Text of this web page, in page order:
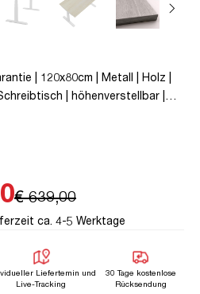
| 120x80cm | Metall | Holz |
| höhenverstellbar |
kg | Eiche Polar | TÜV© geprüfte
| Kollisions-Schutz |
Familiengerecht |
€ 639,00
ca. 4-5 Werktage
Liefertemin und
Live-Tracking
30 Tage kostenlose
Rücksendung